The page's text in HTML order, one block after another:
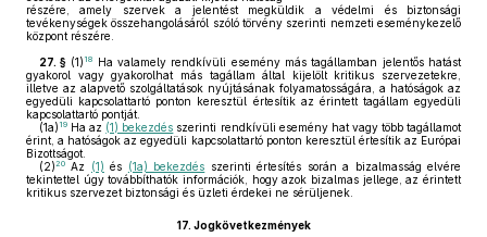
részére, amely szervek a jelentést megküldik a védelmi és biztonsági
tevékenységek összehangolásáról szóló törvény szerinti nemzeti eseménykezelő
központ részére.
27. § (1) 18
Ha valamely rendkívüli esemény más tagállamban jelentős hatást
gyakorol vagy gyakorolhat más tagállam által kijelölt kritikus szervezetekre,
illetve az alapvető szolgáltatások nyújtásának folyamatosságára, a hatóságok az
egyedüli kapcsolattartó ponton keresztül értesítik az érintett tagállam egyedüli
kapcsolattartó pontját.
(1a) 19 Ha az (1) bekezdés szerinti rendkívüli esemény hat vagy több tagállamot
érint, a hatóságok az egyedüli kapcsolattartó ponton keresztül értesítik az Európai
Bizottságot.
(2)20 Az (1) és (1a) bekezdés szerinti értesítés során a bizalmasság elvére
tekintettel úgy továbbíthatók információk, hogy azok bizalmas jellege, az érintett
kritikus szervezet biztonsági és üzleti érdekei ne sérüljenek.
17. Jogkövetkezmények